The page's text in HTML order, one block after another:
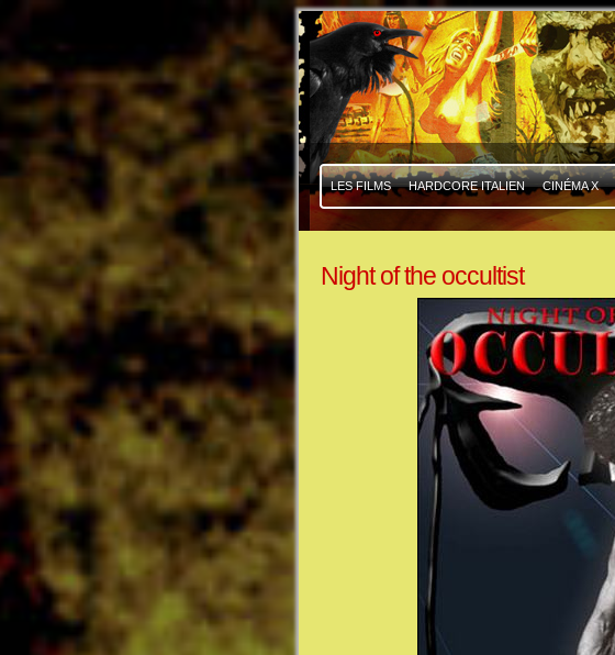
LES FILMS HARDCORE ITALIEN CINÉMA X
Night of the occultist